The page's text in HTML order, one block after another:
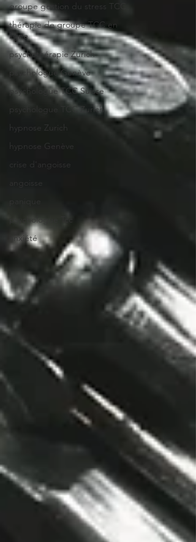
groupe gestion du stress TCC
thérapie de groupe TCC en
ligne
psychothérapie Zurich
psychologue Genève
psychologue TCC Suisse
psychologue TCC Zurich
hypnose Zurich
hypnose Genève
crise d'angoisse
angoisse
psychologue Tcc
anxiété